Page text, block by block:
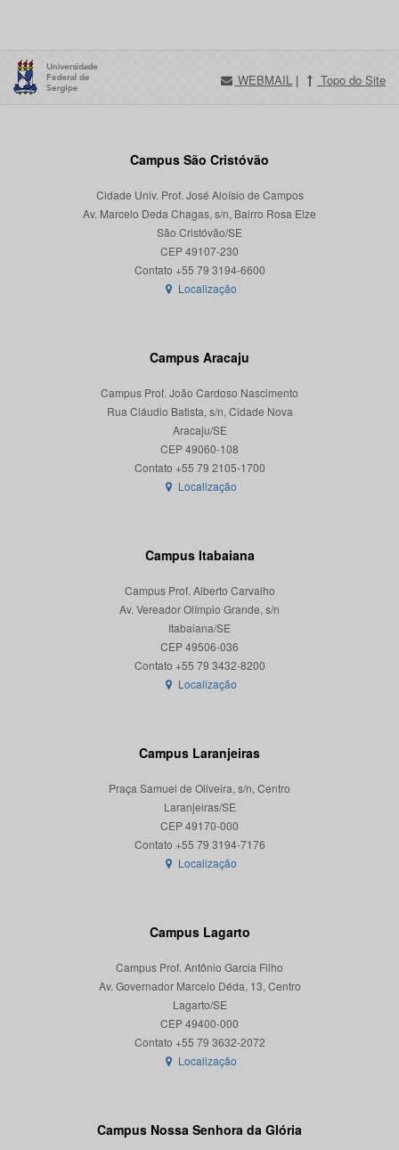
WEBMAIL | Topo do Site
Campus São Cristóvão
Cidade Univ. Prof. José Aloísio de Campos
Av. Marcelo Deda Chagas, s/n, Bairro Rosa Elze
São Cristóvão/SE
CEP 49107-230
Localização
Campus Aracaju
Campus Prof. João Cardoso Nascimento
Rua Cláudio Batista, s/n, Cidade Nova
Aracaju/SE
CEP 49060-108
Localização
Campus Itabaiana
Campus Prof. Alberto Carvalho
Av. Vereador Olímpio Grande, s/n
Itabaiana/SE
CEP 49506-036
Localização
Campus Laranjeiras
Praça Samuel de Oliveira, s/n, Centro
Laranjeiras/SE
CEP 49170-000
Localização
Campus Lagarto
Campus Prof. Antônio Garcia Filho
Av. Governador Marcelo Déda, 13, Centro
Lagarto/SE
CEP 49400-000
Localização
Campus Nossa Senhora da Glória